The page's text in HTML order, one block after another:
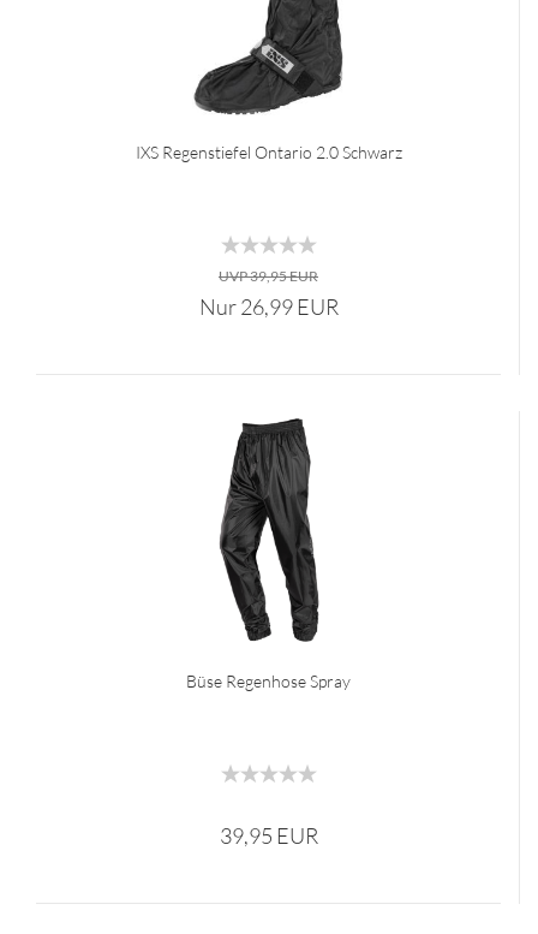
IXS Regenstiefel Ontario 2.0 Schwarz
UVP 39,95 EUR
Nur 26,99 EUR
Büse Regenhose Spray
39,95 EUR